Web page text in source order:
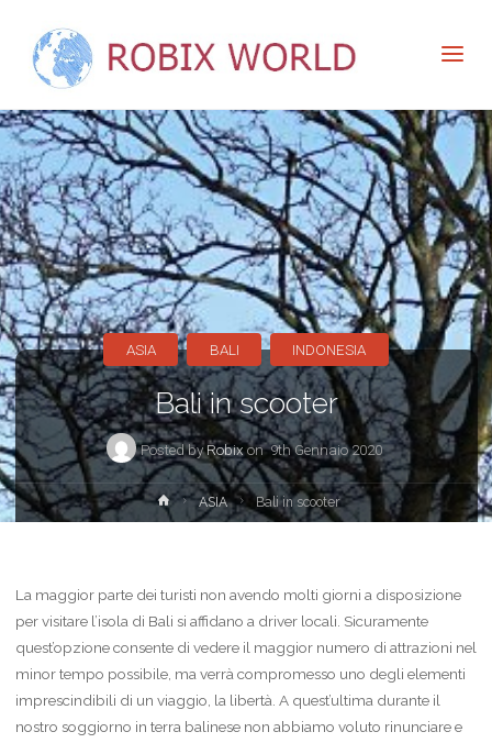
Bali in scooter
Posted by Robix on 9th Gennaio 2020
ASIA BALI INDONESIA
HomeASIA Bali in scooter
La maggior parte dei turisti non avendo molti giorni a disposizione
per visitare l’isola di Bali si affidano a driver locali. Sicuramente
quest’opzione consente di vedere il maggior numero di attrazioni nel
minor tempo possibile, ma verrà compromesso uno degli elementi
imprescindibili di un viaggio, la libertà. A quest’ultima durante il
nostro soggiorno in terra balinese non abbiamo voluto rinunciare e